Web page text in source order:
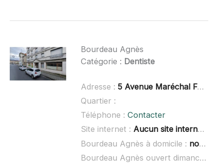
Bourdeau Agnès
Catégorie : Dentiste
Adresse : 5 Avenue Maréchal Foch, 63600 Ambert
Quartier :
Téléphone : Contacter
Site internet : Aucun site internet connu
Bourdeau Agnès à domicile : non renseigné
Bourdeau Agnès ouvert dimanche :